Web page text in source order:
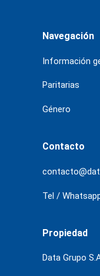
Navegación
Información
Paritarias
Género
Contacto
Tel /
Propiedad
Data Grupo